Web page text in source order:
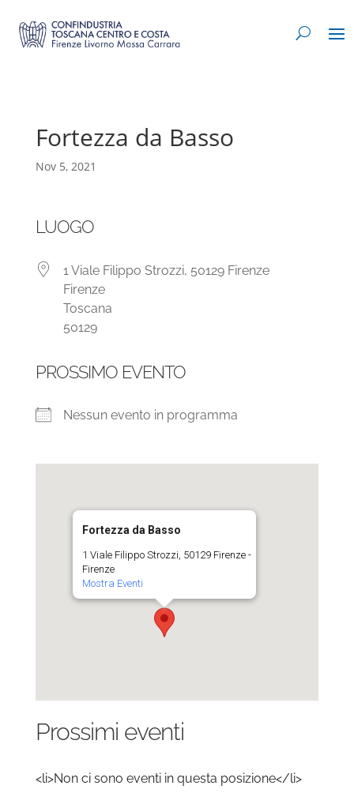
Fortezza da Basso
Nov 5, 2021
LUOGO
1 Viale Filippo Strozzi, 50129 Firenze
Firenze
Toscana
50129
PROSSIMO EVENTO
Nessun evento in programma
Fortezza da Basso
1 Viale Filippo Strozzi, 50129 Firenze -
Firenze
Mostra Eventi
Prossimi eventi
<li>Non ci sono eventi in questa posizione</li>